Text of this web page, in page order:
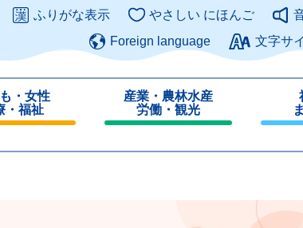
このページの本文へ
ふりがな表示 やさしい にほんご
Foreign language
文字サ
・女性
・福祉
産業・農林水産
労働・観光
じ
じ